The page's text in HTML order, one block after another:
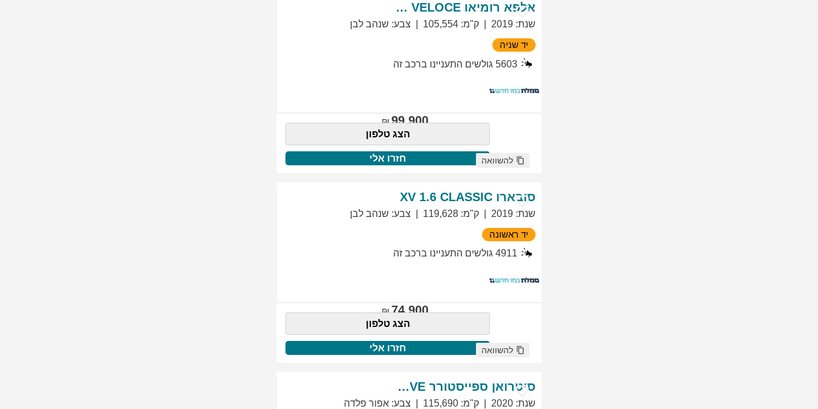
אלפא רומיאו GIULIETTA VELOCE
שנת:
2019 ק"מ:
105,554 צבע: שנהב לבן
יד שניה
5603 גולשים התעניינו ברכב זה
99,900
הצג טלפון
חזרו אלי להשוואה
סובארו XV 1.6 CLASSIC
שנת:
2019 ק"מ:
119,628 צבע: שנהב לבן
יד ראשונה
4911 גולשים התעניינו ברכב זה
74,900
הצג טלפון
חזרו אלי להשוואה
סיטרואן ספייסטורר EXCLUSIVE
שנת:
2020 ק"מ:
115,690 צבע: אפור פלדה